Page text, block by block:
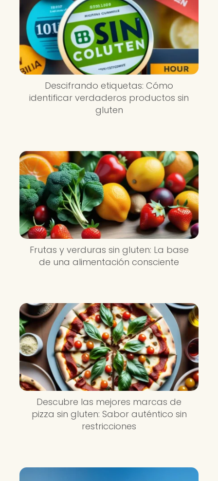
Descifrando etiquetas: Cómo
identificar verdaderos productos sin
gluten
Frutas y verduras sin gluten: La base
de una alimentación consciente
Descubre las mejores marcas de
pizza sin gluten: Sabor auténtico sin
restricciones